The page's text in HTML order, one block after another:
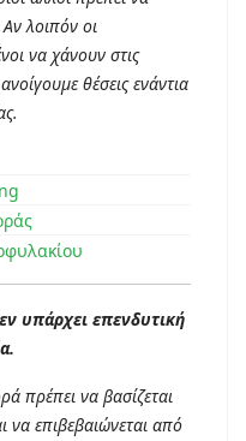
λοιπόν οι
να χάνουν στις
θέσεις ενάντια
υπάρχει επενδυτική
πρέπει να βασίζεται
να επιβεβαιώνεται από